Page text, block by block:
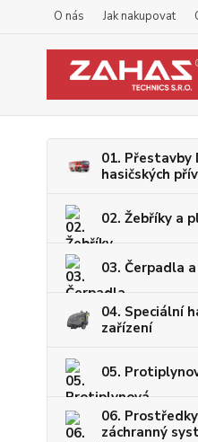
O nás Jak nakupovat
01. Přestavby
hasičských
02. Žebříky a
03. Čerpadla
04. Speciální
zařízení
05.
06.
záchranný